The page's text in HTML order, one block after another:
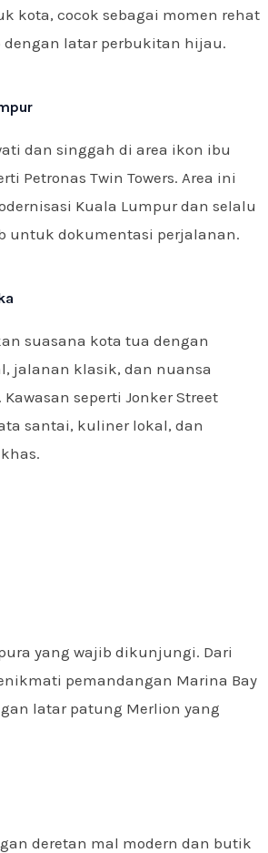
kota, cocok sebagai momen rehat
dengan latar perbukitan hijau.
dan singgah di area ikon ibu
Petronas Twin Towers. Area ini
Kuala Lumpur dan selalu
untuk dokumentasi perjalanan.
suasana kota tua dengan
jalanan klasik, dan nuansa
seperti Jonker Street
santai, kuliner lokal, dan
yang wajib dikunjungi. Dari
pemandangan Marina Bay
latar patung Merlion yang
deretan mal modern dan butik